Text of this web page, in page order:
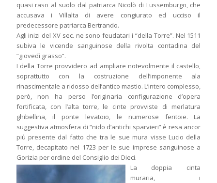
quasi raso al suolo dal patriarca Nicolò di Lussemburgo, che
accusava i Villalta di avere congiurato ed ucciso il
predecessore patriarca Bertrando.
Agli inizi del XV sec. ne sono feudatari i “della Torre”. Nel 1511
subiva le vicende sanguinose della rivolta contadina del
“giovedì grasso”.
I della Torre provvidero ad ampliare notevolmente il castello,
soprattutto con la costruzione dell’imponente ala
rinascimentale a ridosso dell’antico mastio. L’intero complesso,
però, non ha perso l’originaria configurazione d’opera
fortificata, con l’alta torre, le cinte provviste di merlatura
ghibellina, il ponte levatoio, le numerose feritoie. La
suggestiva atmosfera di “nido d’antichi sparvieri” è resa ancor
più presente dal fatto che tra le sue mura visse Lucio della
Torre, decapitato nel 1723 per le sue imprese sanguinose a
Gorizia per ordine del Consiglio dei Dieci.
La doppia cinta
muraria, i